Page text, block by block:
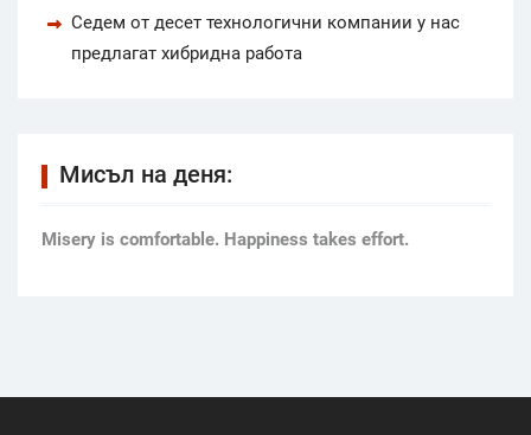
Седем от десет технологични компании у нас
предлагат хибридна работа
Мисъл на деня:
Мisery is comfortable. Happiness takes effort.